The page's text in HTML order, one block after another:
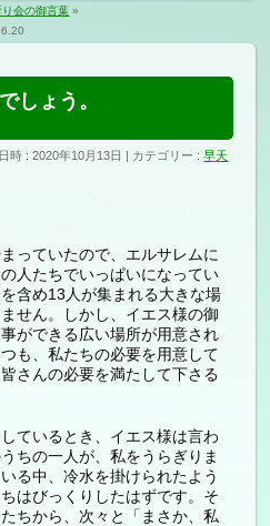
り会の御言葉 »
でしょう。
時 : 2020年10月13日 カテゴリー :早天
っていたので、エルサレムに
人たちでいっぱいになってい
含め13人が集まれる大きな場
せん。しかし、イエス様の御
ができる広い場所が用意され
も、私たちの必要を用意して
さんの必要を満たして下さる
ているとき、イエス様は言わ
ちの一人が、私をうらぎりま
る中、冷水を掛けられたよう
はびっくりしたはずです。そ
ちから、次々と「まさか、私